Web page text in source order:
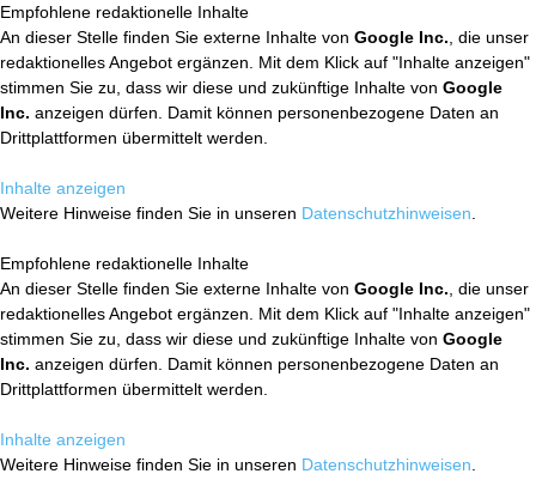
Empfohlene redaktionelle Inhalte
An dieser Stelle finden Sie externe Inhalte von Google Inc. , die unser
redaktionelles Angebot ergänzen. Mit dem Klick auf "Inhalte anzeigen"
stimmen Sie zu, dass wir diese und zukünftige Inhalte von Google
Inc. anzeigen dürfen. Damit können personenbezogene Daten an
Drittplattformen übermittelt werden.
Inhalte anzeigen
Weitere Hinweise finden Sie in unseren Datenschutzhinweisen
Empfohlene redaktionelle Inhalte
An dieser Stelle finden Sie externe Inhalte von Google Inc. , die unser
redaktionelles Angebot ergänzen. Mit dem Klick auf "Inhalte anzeigen"
stimmen Sie zu, dass wir diese und zukünftige Inhalte von Google
Inc. anzeigen dürfen. Damit können personenbezogene Daten an
Drittplattformen übermittelt werden.
Inhalte anzeigen
Weitere Hinweise finden Sie in unseren Datenschutzhinweisen